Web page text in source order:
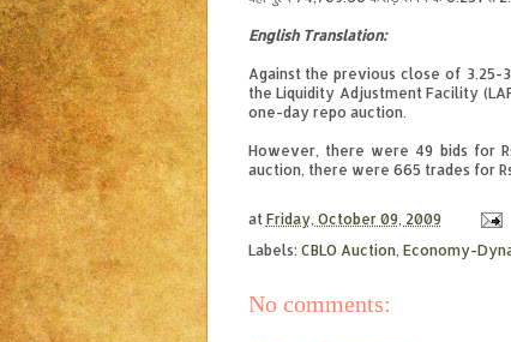
English Translation:
Against the previous close of 3.25-
the Liquidity Adjustment Facility
one-day repo auction.
However, there were 49 bids for
auction, there were 665 trades for
at Friday, October 09, 2009
Labels: CBLO Auction, Economy-
No comments: